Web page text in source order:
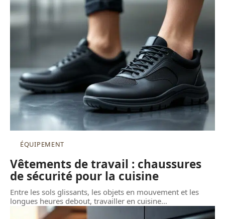
ÉQUIPEMENT
Vêtements de travail : chaussures
de sécurité pour la cuisine
Entre les sols glissants, les objets en mouvement et les
longues heures debout, travailler en cuisine…